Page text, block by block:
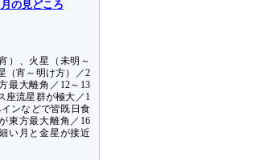
の見どころ
）、火星（未明～
（宵～明け方）／2
最大離角／12～13
座流星群が極大／1
ンなどで皆既日食
東方最大離角／16
い月と金星が接近